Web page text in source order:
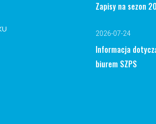
Zapisy na sezon
2026-07-24
Informacja
biurem SZPS